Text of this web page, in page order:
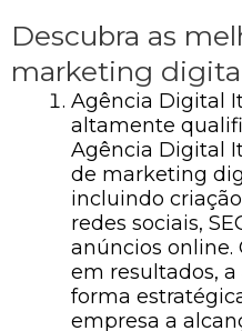
Descubra as
marketing
Agência Digital
altamente
Agência Digital
de marketing
incluindo
redes sociais,
anúncios online.
em resultados,
forma
empresa a